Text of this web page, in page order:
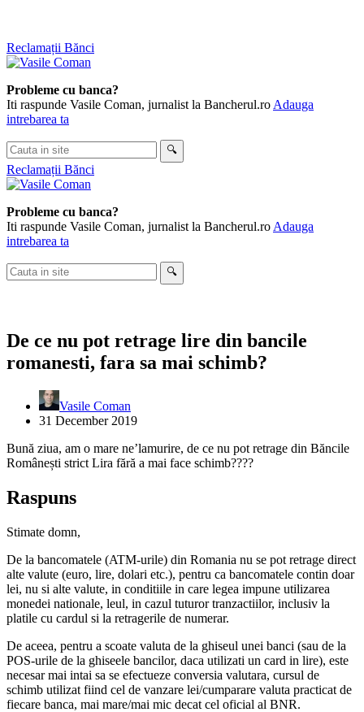
Skip
to
Reclamații Bănci
Probleme cu banca?
Iti raspunde Vasile Coman, jurnalist la Bancherul.ro Adauga
intrebarea ta
Cauta
in
site
🔍
Reclamații Bănci
Probleme cu banca?
Iti raspunde Vasile Coman, jurnalist la Bancherul.ro Adauga
intrebarea ta
Cauta
in
🔍
De ce nu pot retrage lire din bancile
romanesti, fara sa mai schimb?
Vasile Coman
31 December 2019
Bună ziua, am o mare ne’lamurire, de ce nu pot retrage din Băncile
Românești strict Lira fără a mai face schimb????
Raspuns
Stimate domn,
De la bancomatele (ATM-urile) din Romania nu se pot retrage direct
alte valute (euro, lire, dolari etc.), pentru ca bancomatele contin doar
lei, nu si alte valute, in conditiile in care legea impune utilizarea
monedei nationale, leul, in cazul tuturor tranzactiilor, inclusiv la
platile cu cardul si la retragerile de numerar.
De aceea, pentru a scoate valuta de la ghiseul unei banci (sau de la
POS-urile de la ghiseele bancilor, daca utilizati un card in lire), este
necesar mai intai sa se efectueze conversia valutara, cursul de
schimb utilizat fiind cel de vanzare lei/cumparare valuta practicat de
fiecare banca, mai mare/mai mic decat cel oficial al BNR.